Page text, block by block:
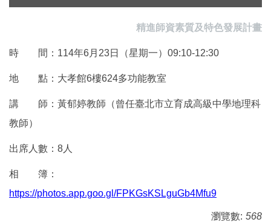
精進師資素質及特色發展計畫
時 間：114年6月23日（星期一）09:10-12:30
地 點：大孝館6樓624多功能教室
講 師：黃郁婷教師（曾任臺北市立育成高級中學地理科
教師）
出席人數：8人
相 簿：
https://photos.app.goo.gl/FPKGsKSLguGb4Mfu9
瀏覽數: 568